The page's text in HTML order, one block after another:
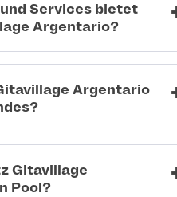
Services bietet
Argentario?
Argentario
Gitavillage
Pool?